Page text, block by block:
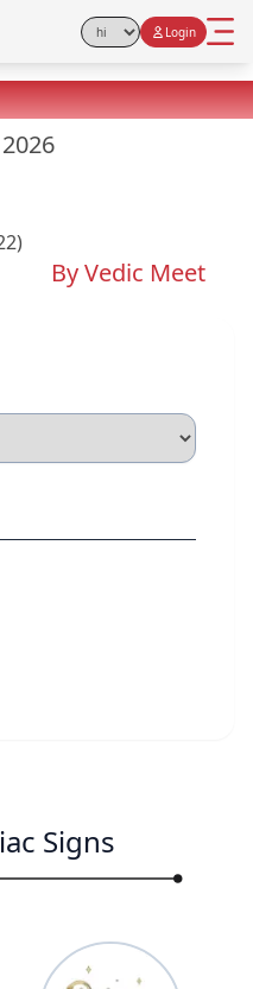
Select Language
Login
Horoscope
By Vedic Meet
Signs